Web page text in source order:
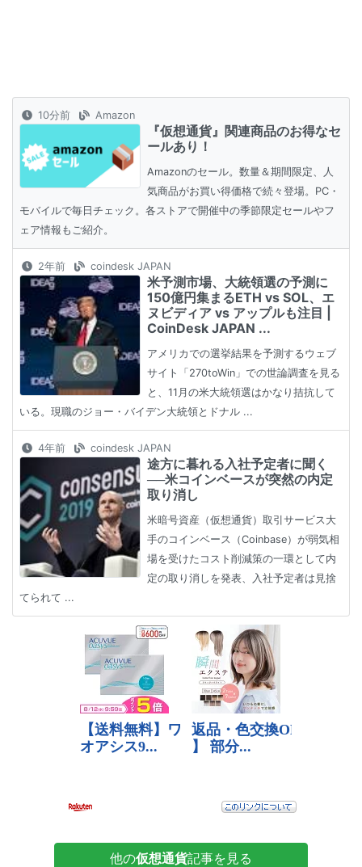
10分前 Amazon
『仮想通貨』関連商品のお得なセ
ールあり！
Amazonのセール。数量＆期間限定、人
気商品がお買い得価格で続々登場。PC・
モバイルで毎日チェック。各ストアで開催中の季節限定セールやフ
ェア情報もご紹介。
2年前 coindesk JAPAN
米予測市場、大統領選の予測に
150億円集まるETH vs SOL、エ
ヌビディア vs アップルも注目 |
CoinDesk JAPAN ...
アメリカでの選挙結果を予測するウェブ
サイト「270toWin」での世論調査を見る
と、11月の米大統領選はかなり拮抗して
いる。現職のジョー・バイデン大統領とドナル ...
4年前 coindesk JAPAN
途方に暮れる入社予定者に聞く
──米コインベースが突然の内定
取り消し
米暗号資産（仮想通貨）取引サービス大
手のコインベース（Coinbase）が弱気相
場を受けたコスト削減策の一環として内
定の取り消しを発表、入社予定者は見捨
てられて ...
他の仮想通貨記事を見る